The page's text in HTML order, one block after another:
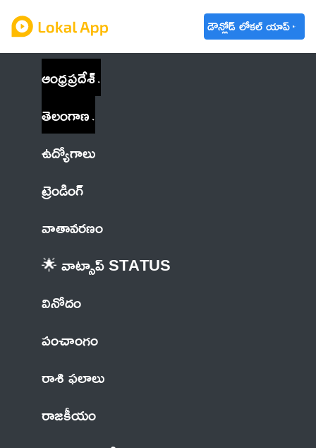
డౌన్లోడ్ లోకల్ యాప్
ఆంధ్రప్రదేశ్
తెలంగాణ
ఉద్యోగాలు
ట్రెండింగ్
వాతావరణం
🌟 వాట్సాప్ STATUS
వినోదం
పంచాంగం
రాశి ఫలాలు
రాజకీయం